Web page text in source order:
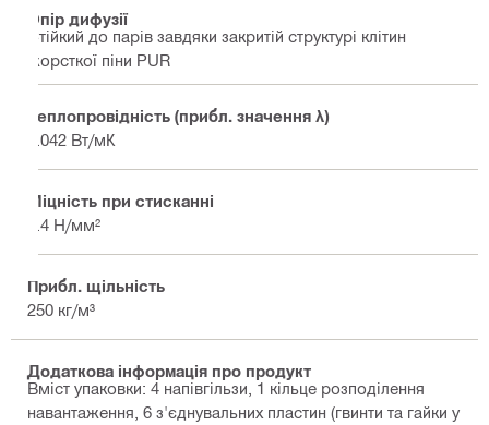
Опір дифузії
Стійкий до парів завдяки закритій структурі клітин
жорсткої піни PUR
Теплопровідність (прибл. значення λ)
0.042 Вт/мК
Міцність при стисканні
2.4 Н/мм²
Прибл. щільність
250 кг/м³
Додаткова інформація про продукт
Вміст упаковки: 4 напівгільзи, 1 кільце розподілення
навантаження, 6 з'єднувальних пластин (гвинти та гайки у